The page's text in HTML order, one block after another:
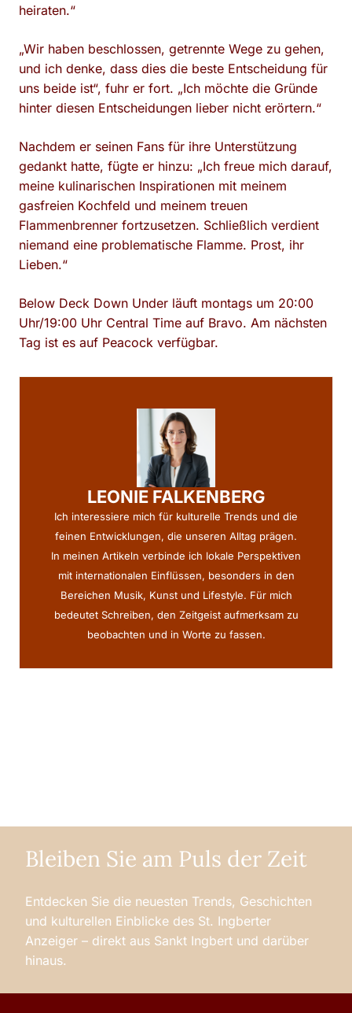
heiraten.“
„Wir haben beschlossen, getrennte Wege zu gehen,
und ich denke, dass dies die beste Entscheidung für
uns beide ist“, fuhr er fort. „Ich möchte die Gründe
hinter diesen Entscheidungen lieber nicht erörtern.“
Nachdem er seinen Fans für ihre Unterstützung
gedankt hatte, fügte er hinzu: „Ich freue mich darauf,
meine kulinarischen Inspirationen mit meinem
gasfreien Kochfeld und meinem treuen
Flammenbrenner fortzusetzen. Schließlich verdient
niemand eine problematische Flamme. Prost, ihr
Lieben.“
Below Deck Down Under läuft montags um 20:00
Uhr/19:00 Uhr Central Time auf Bravo. Am nächsten
Tag ist es auf Peacock verfügbar.
LEONIE FALKENBERG
Ich interessiere mich für kulturelle Trends und die
feinen Entwicklungen, die unseren Alltag prägen.
In meinen Artikeln verbinde ich lokale Perspektiven
mit internationalen Einflüssen, besonders in den
Bereichen Musik, Kunst und Lifestyle. Für mich
bedeutet Schreiben, den Zeitgeist aufmerksam zu
beobachten und in Worte zu fassen.
Bleiben Sie am Puls der Zeit
Entdecken Sie die neuesten Trends, Geschichten
und kulturellen Einblicke des St. Ingberter
Anzeiger – direkt aus Sankt Ingbert und darüber
hinaus.